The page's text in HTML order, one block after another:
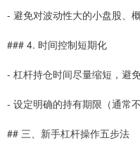
- 避免对波动性大的小盘股、
### 4. 时间控制短期化
- 杠杆持仓时间尽量缩短，避
- 设定明确的持有期限（通常
## 三、新手杠杆操作五步法